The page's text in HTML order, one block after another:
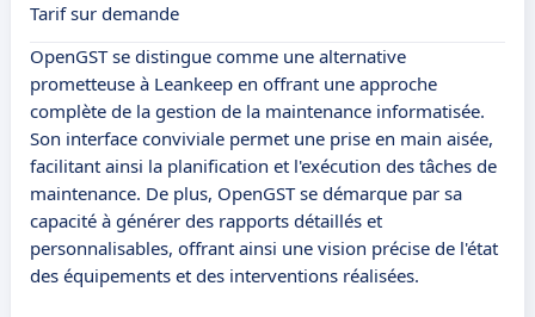
Tarif sur demande
OpenGST se distingue comme une alternative
prometteuse à Leankeep en offrant une approche
complète de la gestion de la maintenance informatisée.
Son interface conviviale permet une prise en main aisée,
facilitant ainsi la planification et l'exécution des tâches de
maintenance. De plus, OpenGST se démarque par sa
capacité à générer des rapports détaillés et
personnalisables, offrant ainsi une vision précise de l'état
des équipements et des interventions réalisées.